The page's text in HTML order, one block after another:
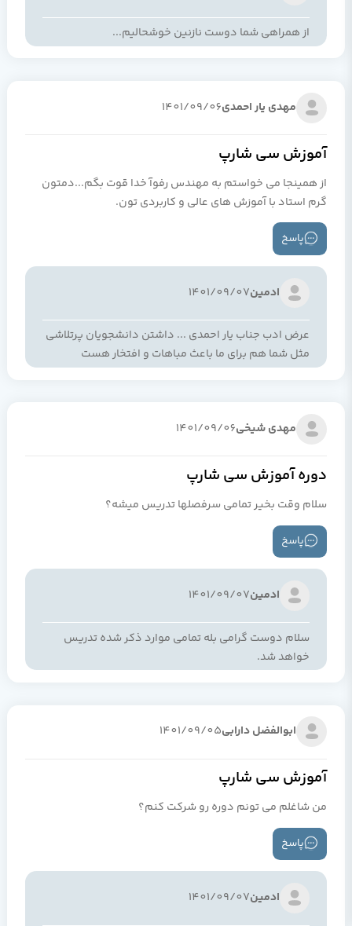
از همراهی شما دوست نازنین خوشحالیم...
مهدی یار احمدی1401/09/06
آموزش سی شارپ
از همینجا می خواستم به مهندس رفوآ خدا قوت بگم...دمتون
گرم استاد با آموزش های عالی و کاربردی تون.
پاسخ
ادمین1401/09/07
عرض ادب جناب یار احمدی ... داشتن دانشجویان پرتلاشی
مثل شما هم برای ما باعث مباهات و افتخار هست
مهدی شیخی1401/09/06
دوره آموزش سی شارپ
سلام وقت بخیر تمامی سرفصلها تدریس میشه؟
پاسخ
ادمین1401/09/07
سلام دوست گرامی بله تمامی موارد ذکر شده تدریس
خواهد شد.
ابوالفضل دارابی1401/09/05
آموزش سی شارپ
من شاغلم می تونم دوره رو شرکت کنم؟
پاسخ
ادمین1401/09/07